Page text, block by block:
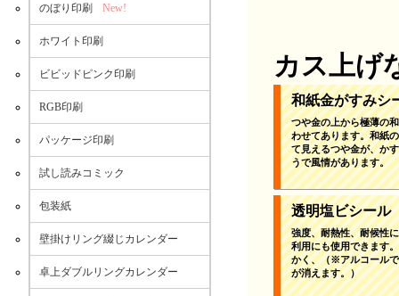
カス上げ
和紙金がすみシ
つや金の上から極薄の
わせてあります。和紙
て見えるつや金が、か
うで風情があります。
透明塩ビシール
強度、耐熱性、耐候性
利用にも使用できます
かく、（※アルコール
が消えます。）
のぼり印刷 New!
ホワイト印刷
ビビッドピンク印刷
RGB印刷
パッケージ印刷
試し読みコミック
包装紙
壁掛けリング綴じカレンダー
卓上ダブルリングカレンダー